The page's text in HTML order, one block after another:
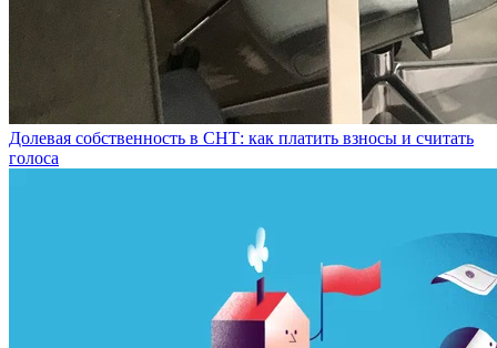
Долевая собственность в СНТ: как платить взносы и считать
голоса